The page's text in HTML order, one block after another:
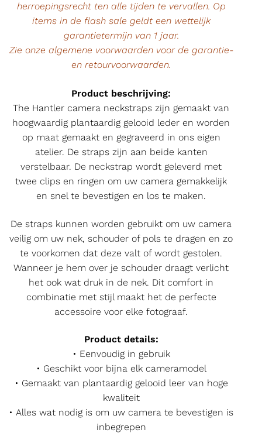
herroepingsrecht ten alle tijden te vervallen. Op
items in de flash sale geldt een wettelijk
garantietermijn van 1 jaar.
Zie onze algemene voorwaarden voor de garantie-
en retourvoorwaarden.
Product beschrijving:
The Hantler camera neckstraps zijn gemaakt van
hoogwaardig plantaardig gelooid leder en worden
op maat gemaakt en gegraveerd in ons eigen
atelier. De straps zijn aan beide kanten
verstelbaar. De neckstrap wordt geleverd met
twee clips en ringen om uw camera gemakkelijk
en snel te bevestigen en los te maken.
De straps kunnen worden gebruikt om uw camera
veilig om uw nek, schouder of pols te dragen en zo
te voorkomen dat deze valt of wordt gestolen.
Wanneer je hem over je schouder draagt verlicht
het ook wat druk in de nek. Dit comfort in
combinatie met stijl maakt het de perfecte
accessoire voor elke fotograaf.
Product details:
• Eenvoudig in gebruik
• Geschikt voor bijna elk cameramodel
• Gemaakt van plantaardig gelooid leer van hoge
kwaliteit
• Alles wat nodig is om uw camera te bevestigen is
inbegrepen